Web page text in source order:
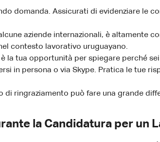
domanda. Assicurati di evidenziare le
aziende internazionali, è altamente
contesto lavorativo uruguayano.
la tua opportunità per spiegare perché
in persona o via Skype. Pratica le tue
di ringraziamento può fare una grande
la Candidatura per un